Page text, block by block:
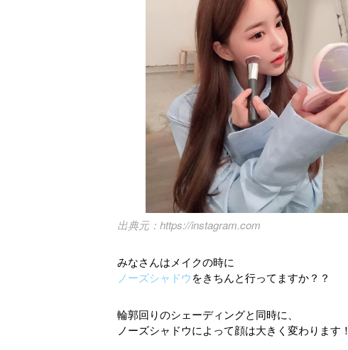
https://instagram.com
みなさんはメイクの時に
ノーズシャドウをきちんと行ってますか？？
輪郭回りのシェーディングと同時に、
ノーズシャドウによって顔は大きく変わります！